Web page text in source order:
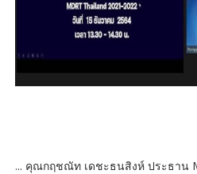
... คุณกฤชณัท เดชะธนสิงห์ ประธาน